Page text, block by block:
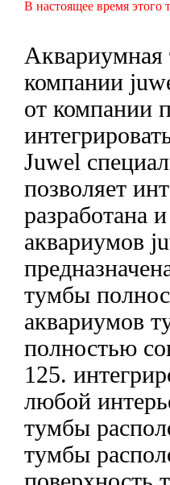
В настоящее время этого
Аквариумная
компании
от компании
Juwel
позволяет
разработана
аквариумов
тумбы
аквариумов
полностью
125.
любой
тумбы
тумбы